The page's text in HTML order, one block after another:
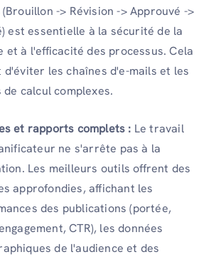
-> Révision -> Approuvé ->
est essentielle à la sécurité de la
et à l'efficacité des processus. Cela
d'éviter les chaînes d'e-mails et les
calcul complexes.
et rapports complets : Le travail
ne s'arrête pas à la
Les meilleurs outils offrent des
approfondies, affichant les
des publications (portée,
CTR), les données
de l'audience et des